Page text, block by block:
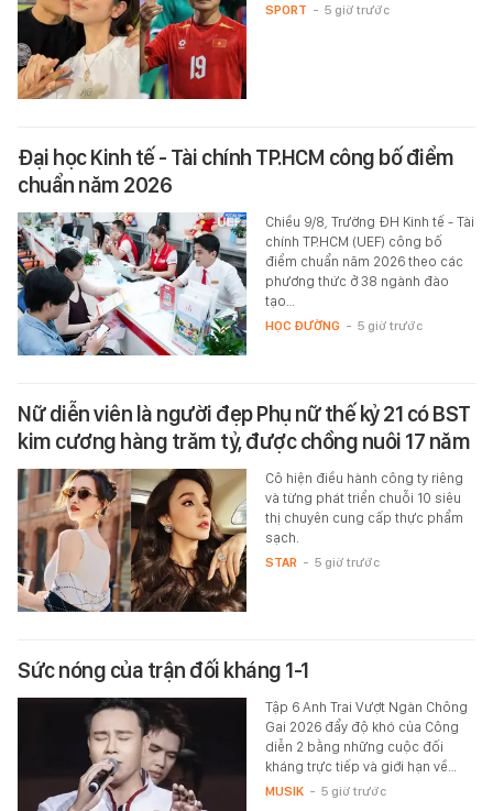
SPORT - 5 giờ trước
Đại học Kinh tế - Tài chính TP.HCM công bố điểm
chuẩn năm 2026
Chiều 9/8, Trường ĐH Kinh tế - Tài
chính TP.HCM (UEF) công bố
điểm chuẩn năm 2026 theo các
phương thức ở 38 ngành đào
tạo…
HỌC ĐƯỜNG - 5 giờ trước
Nữ diễn viên là người đẹp Phụ nữ thế kỷ 21 có BST
kim cương hàng trăm tỷ, được chồng nuôi 17 năm
Cô hiện điều hành công ty riêng
và từng phát triển chuỗi 10 siêu
thị chuyên cung cấp thực phẩm
sạch.
STAR - 5 giờ trước
Sức nóng của trận đối kháng 1-1
Tập 6 Anh Trai Vượt Ngàn Chông
Gai 2026 đẩy độ khó của Công
diễn 2 bằng những cuộc đối
kháng trực tiếp và giới hạn về…
MUSIK - 5 giờ trước